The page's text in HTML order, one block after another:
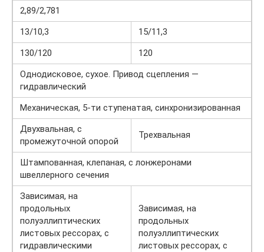
2,89/2,781
13/10,3
15/11,3
130/120
120
Однодисковое, сухое. Привод сцепления —
гидравлический
Механическая, 5-ти ступенатая, синхронизированная
Двухвальная, с
промежуточной опорой
Трехвальная
Штампованная, клепаная, с лонжеронами
швеллерного сечения
Зависимая, на
продольных
полуэллиптических
листовых рессорах, с
гидравлическими
Зависимая, на
продольных
полуэллиптических
листовых рессорах, с